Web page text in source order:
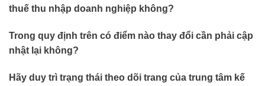
thuế thu nhập doanh nghiệp không?
Trong quy định trên có điểm nào thay đổi cần phải cập
nhật lại không?
Hãy duy trì trạng thái theo dõi trang của trung tâm kế